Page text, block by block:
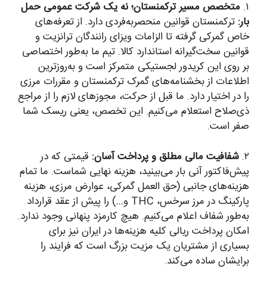
۱. متخصص مسیر ترکمنستان؛ نه یک شرکت عمومی حمل
بار: ترکمنستان قوانین منحصربه‌فردی دارد. از تعرفه‌های
خاص گمرکی گرفته تا الزامات ویزای رانندگان ترانزیت و
قوانین سخت‌گیرانه استاندارد کالا. تیم ما به‌طور اختصاصی
بر روی این کریدور لجستیکی متمرکز است و به‌روزترین
اطلاعات از بخشنامه‌های گمرک ترکمنستان و مقررات مرزی
را در اختیار دارد. ما قبل از حرکت، مجوزهای لازم را از مراجع
ذی‌صلاح استعلام می‌کنیم. این تخصص، یعنی ریسک شما
صفر است.
۲. شفافیت مالی مطلق و پرداخت آسان: قیمتی که در
پیش‌فاکتور آنی بار می‌بینید، هزینه نهایی شماست. ما تمام
هزینه‌های جانبی (حق العمل گمرکی، عوارض مرزی، هزینه
پارکینگ در مرز سرخس، THC و…) را پیش از عقد قرارداد
به‌طور شفاف اعلام می‌کنیم. هیچ کارمزد پنهانی وجود ندارد.
امکان پرداخت ریالی کلیه هزینه‌ها در ایران نیز برای
بسیاری از مشتریان یک مزیت بزرگ است که فرایند را
برایشان ساده می‌کند.